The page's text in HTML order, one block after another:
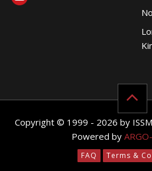
Copyright © 1999 - 2026 by
Powered by
FAQ Terms &